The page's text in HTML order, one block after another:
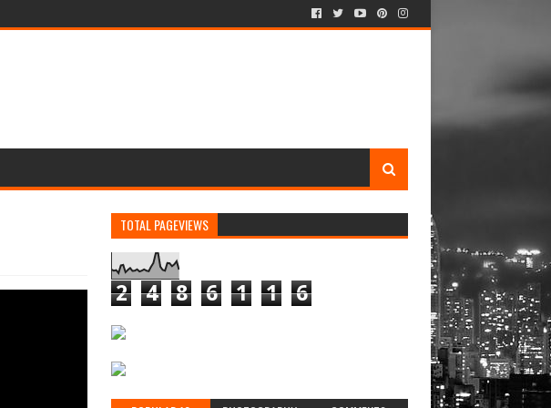
TOTAL PAGEVIEWS
2 4 8 6 1 1 6